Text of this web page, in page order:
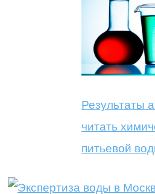
Результаты
читать
питьевой